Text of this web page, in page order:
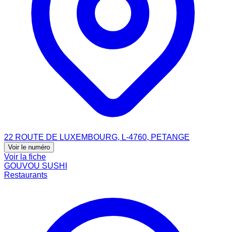
22 ROUTE DE LUXEMBOURG, L-4760, PETANGE
Voir le numéro
Voir la fiche
GOUVOU SUSHI
Restaurants